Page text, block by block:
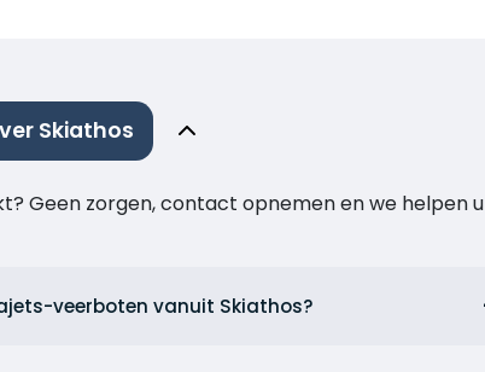
Skiathos
Geen zorgen, contact opnemen en we helpen u
veerboten vanuit Skiathos?